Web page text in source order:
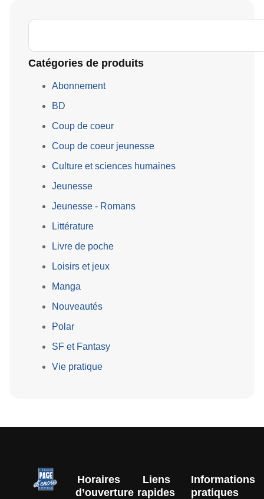
Catégories de produits
Abonnement
BD
Coup de coeur
Coup de coeur jeunesse
Culture et sciences humaines
Jeunesse
Jeunesse - Romans
Littérature
Livre de poche
Loisirs et jeux
Manga
Nouveautés
Polar
SF et Fantasy
Vie pratique
Horaires
d’ouverture
Liens
rapides
Informations
pratiques